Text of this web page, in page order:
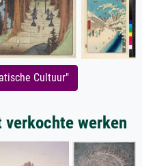
Cultuur"
verkochte werken